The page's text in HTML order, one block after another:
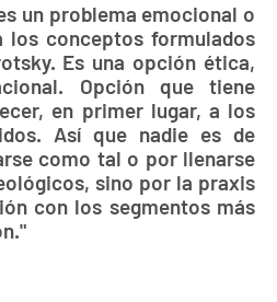
un problema emocional o
los conceptos formulados
Es una opción ética,
Opción que tiene
en primer lugar, a los
Así que nadie es de
como tal o por llenarse
sino por la praxis
con los segmentos más